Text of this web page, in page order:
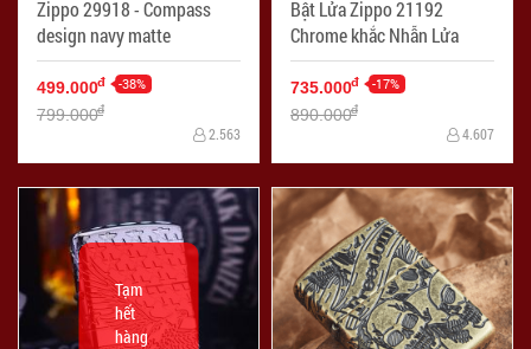
Zippo 29918 - Compass
design navy matte
499.000đ -38%
799.000đ
2.563
Bật Lửa Zippo 21192
Chrome khắc Nhẫn Lửa
735.000đ -17%
890.000đ
4.607
Tạm
hết
hàng